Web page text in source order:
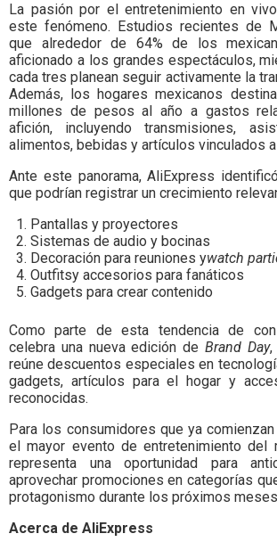
La pasión por el entretenimiento en
este fenómeno. Estudios recientes de
que alrededor de 64% de los
aficionado a los grandes espectáculos,
cada tres planean seguir activamente la
Además, los hogares mexicanos
millones de pesos al año a gastos
afición, incluyendo transmisiones,
alimentos, bebidas y artículos vinculados
Ante este panorama, AliExpress
que podrían registrar un crecimiento
Pantallas y proyectores
Sistemas de audio y bocinas
Decoración para reuniones ywatch
Outfitsy accesorios para fanáticos
Gadgets para crear contenido
Como parte de esta tendencia de
celebra una nueva edición de Brand Day,
reúne descuentos especiales en
gadgets, artículos para el hogar y
reconocidas.
Para los consumidores que ya
el mayor evento de entretenimiento del
representa una oportunidad para
aprovechar promociones en categorías
protagonismo durante los próximos
Acerca de AliExpress